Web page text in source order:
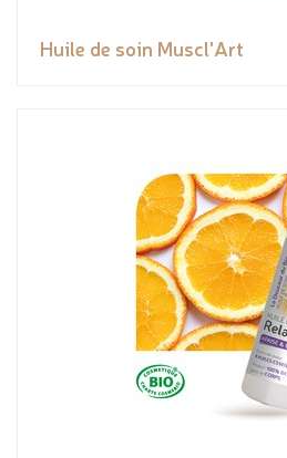
Huile de soin Muscl'Art